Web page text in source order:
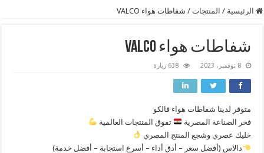
الرئيسية / المنتجات / شفاطات هواء VALCO
شفاطات هواء VALCO
8 نوفمبر، 2023 638 زيارة
متوفر لدينا شفاطات هواء فالكو
فخر الصناعة المصرية
تفوق المنتجات العالمية
خليك عصري وشجع المنتج المصري
دالاس (أفضل سعر – أدق أداء – أسرع استجابة – أفضل خدمة)